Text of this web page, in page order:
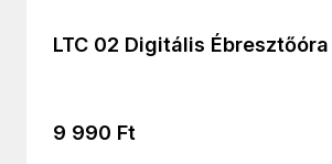
LTC 02 Digitális Ébresztőóra
9 990 Ft